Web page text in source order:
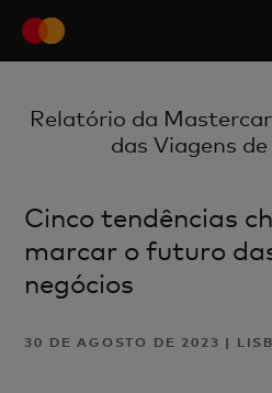
Relatório da
das Viagens
Cinco tendências
marcar o futuro
negócios
30 DE AGOSTO DE 2023 |